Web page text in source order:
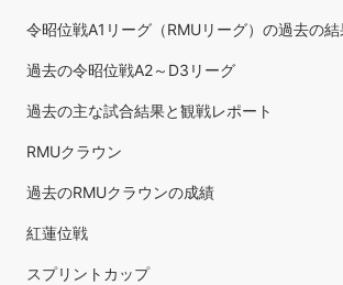
令昭位戦A1リーグ（RMUリーグ）の過去の結
過去の令昭位戦A2～D3リーグ
過去の主な試合結果と観戦レポート
RMUクラウン
過去のRMUクラウンの成績
紅蓮位戦
スプリントカップ